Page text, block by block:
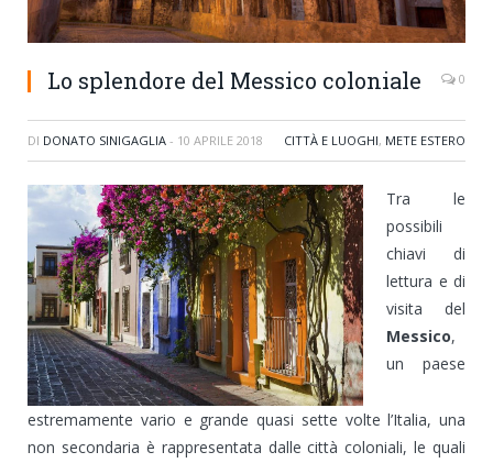
Lo splendore del Messico coloniale 0
DI DONATO SINIGAGLIA - 10 APRILE 2018 CITTÀ E LUOGHI, METE ESTERO
Tra le
possibili
chiavi di
lettura e di
visita del
Messico,
un paese
estremamente vario e grande quasi sette volte l’Italia, una
non secondaria è rappresentata dalle città coloniali, le quali